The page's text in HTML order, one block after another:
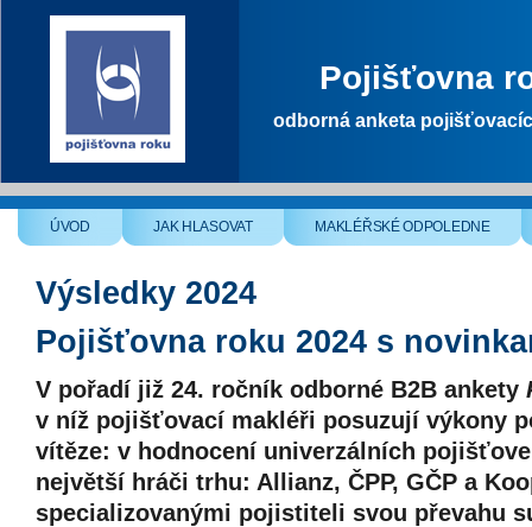
Pojišťovna
odborná anketa
ÚVOD JAK HLASOVAT MAKLÉŘSKÉ ODPOLEDNE
Výsledky 2024
Pojišťovna roku 2024 s
V pořadí již 24. ročník odborné B2B ankety
v níž pojišťovací makléři posuzují výkony
vítěze: v hodnocení univerzálních
největší hráči trhu: Allianz, ČPP, GČP a
specializovanými pojistiteli svou převahu